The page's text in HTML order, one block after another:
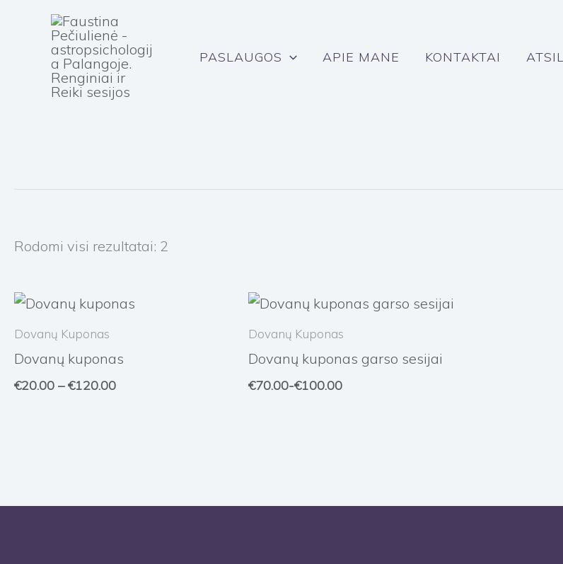
PASLAUGOS APIE MANE KONTAKTAI
Rodomi visi rezultatai: 2
Dovanų Kuponas
Dovanų kuponas
€20.00 – €120.00
Price
€120.00
Dovanų Kuponas
Dovanų kuponas garso sesijai
€70.00-€100.00